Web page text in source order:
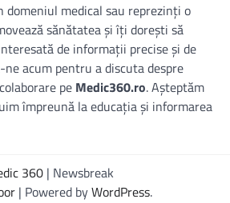
domeniul medical sau reprezinți o
sănătatea și îți dorești să
de informații precise și de
acum pentru a discuta despre
pe Medic360.ro. Așteptăm
împreună la educația și informarea
360 | Newsbreak
| Powered byWordPress.